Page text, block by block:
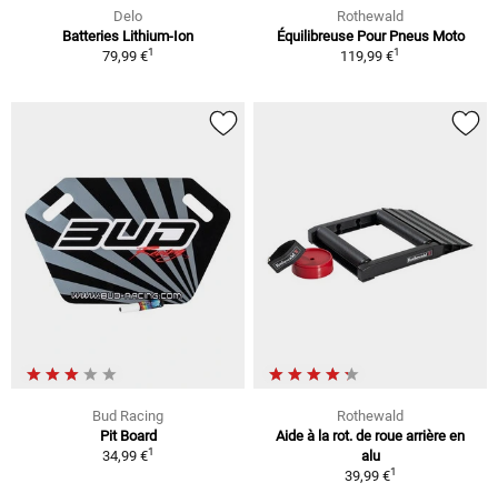
Delo
Batteries Lithium-Ion
79,99 €1
Rothewald
Équilibreuse Pour Pneus Moto
119,99 €1
Bud Racing
Pit Board
34,99 €1
Rothewald
Aide à la rot. de roue arrière en
alu
39,99 €1